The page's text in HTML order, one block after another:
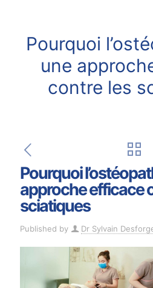
Pourquoi
une
contre les
Pourquoi
approche efficace
sciatiques
Published by Dr Sylvain